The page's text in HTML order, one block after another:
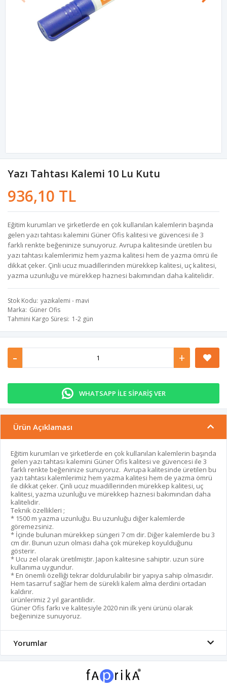
Yazı Tahtası Kalemi 10 Lu Kutu
936,10 TL
Eğitim kurumları ve şirketlerde en çok kullanılan kalemlerin başında
gelen yazı tahtası kalemini Güner Ofis kalitesi ve güvencesi ile 3
farklı renkte beğeninize sunuyoruz. Avrupa kalitesinde üretilen bu
yazı tahtası kalemlerimiz hem yazma kalitesi hem de yazma ömrü ile
dikkat çeker. Çinli ucuz muadillerinden mürekkep kalitesi, uç kalitesi,
yazma uzunluğu ve mürekkep haznesi bakımından daha kalitelidir.
Stok Kodu yazıkalemi - mavi
Marka Güner Ofis
Tahmini Kargo Süresi 1-2 gün
- +
WHATSAPP İLE SİPARİŞ VER
Ürün Açıklaması
Eğitim kurumları ve şirketlerde en çok kullanılan kalemlerin başında
gelen yazı tahtası kalemini Güner Ofis kalitesi ve güvencesi ile 3
farklı renkte beğeninize sunuyoruz. Avrupa kalitesinde üretilen bu
yazı tahtası kalemlerimiz hem yazma kalitesi hem de yazma ömrü
ile dikkat çeker. Çinli ucuz muadillerinden mürekkep kalitesi, uç
kalitesi, yazma uzunluğu ve mürekkep haznesi bakımından daha
kalitelidir.
Teknik özellikleri ;
* 1500 m yazma uzunluğu. Bu uzunluğu diğer kalemlerde
göremezsiniz.
* İçinde bulunan mürekkep süngeri 7 cm dir. Diğer kalemlerde bu 3
cm dir. Bunun uzun olması daha çok mürekep koyulduğunu
gösterir.
* Ucu zel olarak üretilmiştir. Japon kalitesine sahiptir. uzun süre
kullanıma uygundur.
* En önemli özelliği tekrar doldurulabilir bir yapıya sahip olmasıdır.
Hem tasarruf sağlar hem de sürekli kalem alma derdini ortadan
kaldırır.
ürünlerimiz 2 yıl garantilidir.
Güner Ofis farkı ve kalitesiyle 2020 nin ilk yeni ürünü olarak
beğeninize sunuyoruz.
Yorumlar